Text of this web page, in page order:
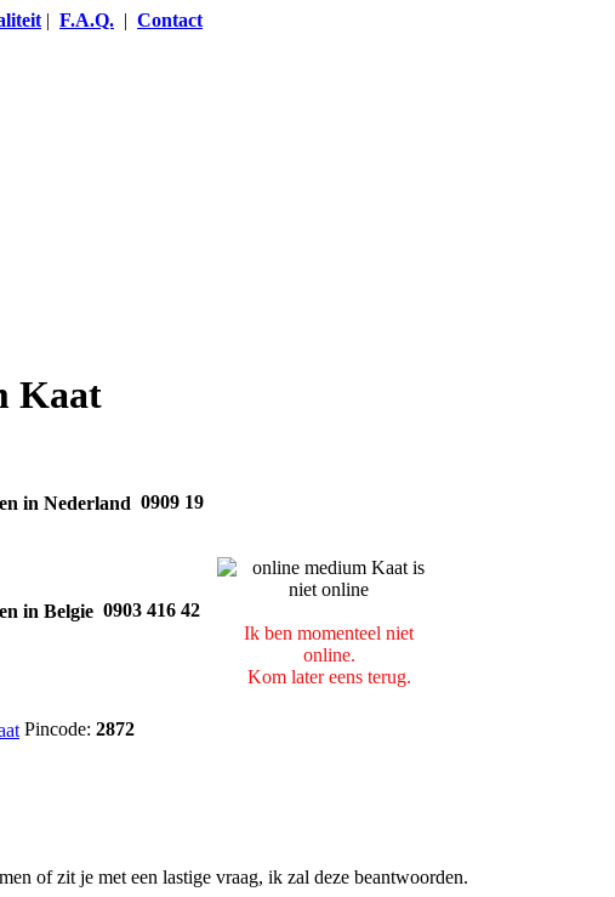
| F.A.Q. | Contact
Kaat
0909 19
Ik ben momenteel niet
online.
Kom later eens terug.
0903 416 42
Pincode: 2872
of zit je met een lastige vraag, ik zal deze beantwoorden.